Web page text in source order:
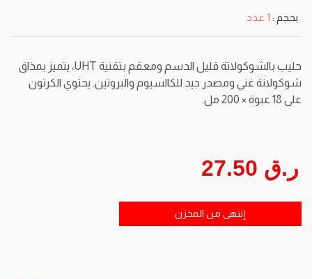
بحجم : 1 عدد
حليب بالشوكولاتة قليل الدسم ومعقم بتقنية UHT، يتميز بمذاق
شوكولاتة غني ومصدر جيد للكالسيوم والبروتين. يحتوي الكرتون
على 18 عبوة × 200 مل.
ر.ق 27.50
إنتهى من المخزن